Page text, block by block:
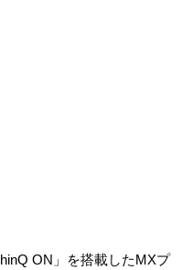
ON」を搭載したMXプ